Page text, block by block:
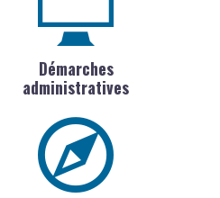
Démarches
administratives